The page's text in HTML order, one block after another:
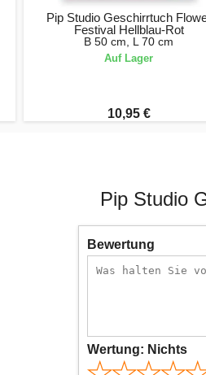
Pip Studio Geschirrtuch
Festival Hellblau-Rot
B 50 cm, L 70 cm
Auf Lager
10,95 €
Pip Studio
Bewertung
Wertung: Nichts